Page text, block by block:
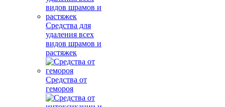
Средства для
удаления всех
видов шрамов и
растяжек
Средства от
гемороя